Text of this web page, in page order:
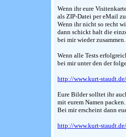
Wenn ihr eure
als ZIP-Datei per eMail
Wenn ihr nicht so recht
dann schickt halt die
bei mir wieder zusammen.
Wenn alle Tests
bei mir unter den der
http://www.kurt-
Eure Bilder solltet ihr
mit eurem Namen packen.
Bei mir erscheint dann
http://www.kurt-